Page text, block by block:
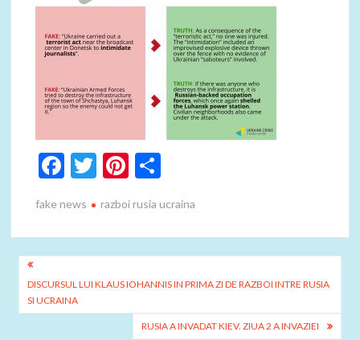
F
e
b
o
k
T
itt
er
Pi
er
es
ta
je
ă
fake news razboi rusia ucraina
Navigare
în
articole
DISCURSUL LUI KLAUS IOHANNIS IN PRIMA ZI DE RAZBOI INTRE RUSIA
SI UCRAINA
RUSIA A INVADAT KIEV. ZIUA 2 A INVAZIEI